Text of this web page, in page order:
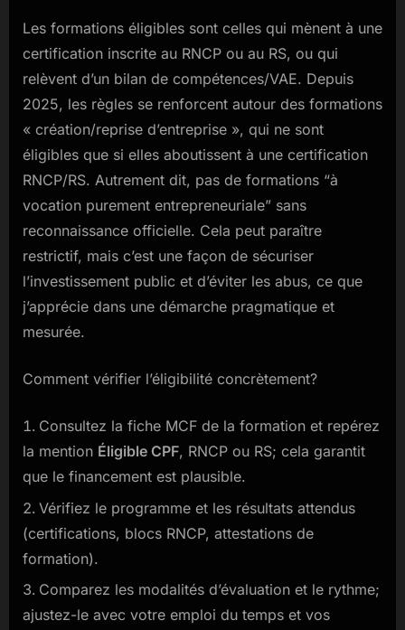
Les formations éligibles sont celles qui mènent à une
certification inscrite au RNCP ou au RS, ou qui
relèvent d’un bilan de compétences/VAE. Depuis
2025, les règles se renforcent autour des formations
« création/reprise d’entreprise », qui ne sont
éligibles que si elles aboutissent à une certification
RNCP/RS. Autrement dit, pas de formations “à
vocation purement entrepreneuriale” sans
reconnaissance officielle. Cela peut paraître
restrictif, mais c’est une façon de sécuriser
l’investissement public et d’éviter les abus, ce que
j’apprécie dans une démarche pragmatique et
mesurée.
Comment vérifier l’éligibilité concrètement?
Consultez la fiche MCF de la formation et repérez
la mention Éligible CPF, RNCP ou RS; cela garantit
que le financement est plausible.
Vérifiez le programme et les résultats attendus
(certifications, blocs RNCP, attestations de
formation).
Comparez les modalités d’évaluation et le rythme;
ajustez-le avec votre emploi du temps et vos